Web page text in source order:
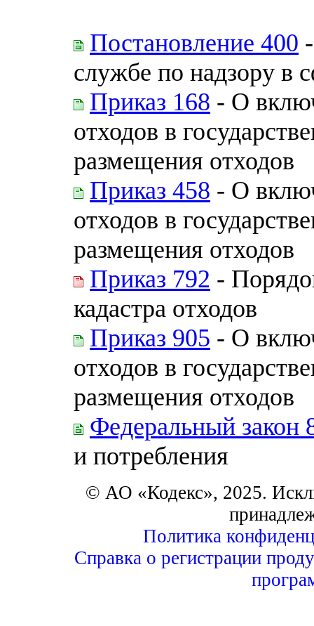
Постановление 400
службе по надзору в
Приказ 168 - О
отходов в
размещения отходов
Приказ 458 - О
отходов в
размещения отходов
Приказ 792 -
кадастра отходов
Приказ 905 - О
отходов в
размещения отходов
Федеральный закон
и потребления
© АО «Кодекс», 2025.
Политика
Справка о регистрации